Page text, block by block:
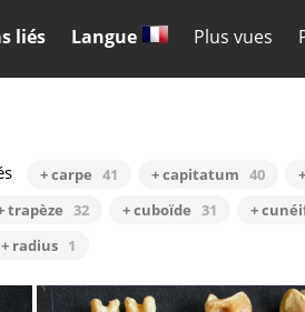
liés Langue Plus vues
+ carpe 41 + capitatum 40
trapèze 32 + cuboïde 31 +
+ radius 1